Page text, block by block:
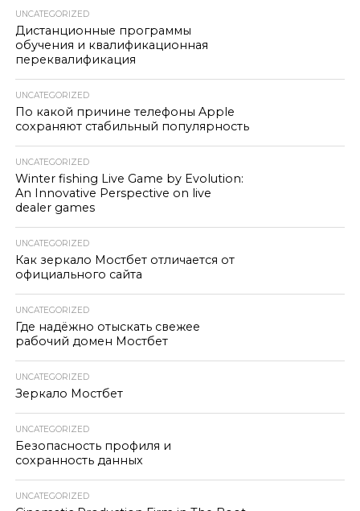
UNCATEGORIZED
Дистанционные программы
обучения и квалификационная
переквалификация
UNCATEGORIZED
По какой причине телефоны Apple
сохраняют стабильный популярность
UNCATEGORIZED
Winter fishing Live Game by Evolution:
An Innovative Perspective on live
dealer games
UNCATEGORIZED
Как зеркало Мостбет отличается от
официального сайта
UNCATEGORIZED
Где надёжно отыскать свежее
рабочий домен Мостбет
UNCATEGORIZED
Зеркало Мостбет
UNCATEGORIZED
Безопасность профиля и
сохранность данных
UNCATEGORIZED